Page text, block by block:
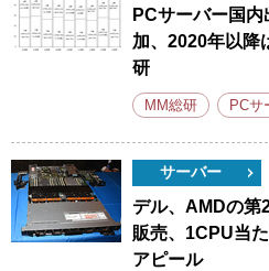
PCサーバー国
加、2020年以
研
MM総研 PCサ
サーバー
デル、AMDの第
販売、1CPU当
アピール